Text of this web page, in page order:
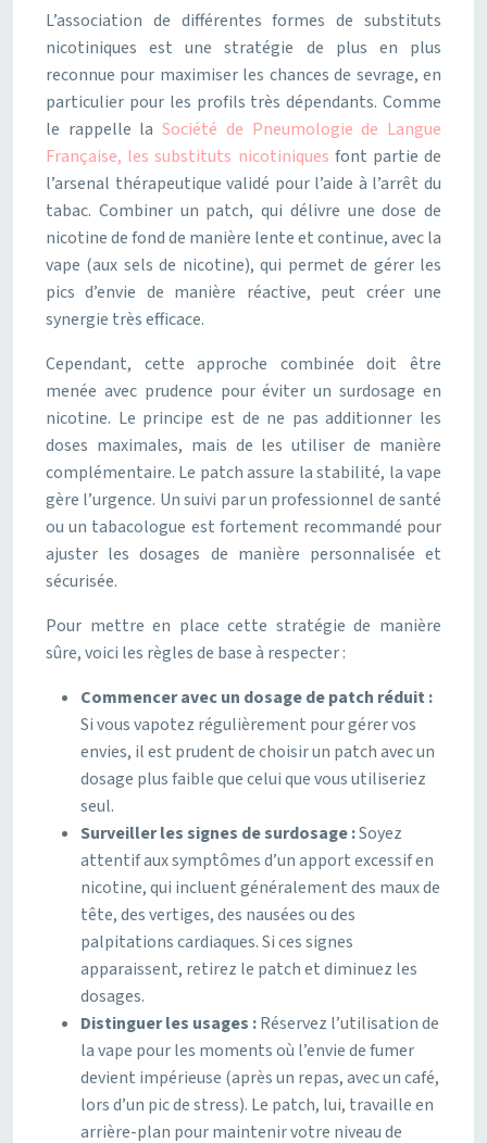
L’association de différentes formes de substituts
nicotiniques est une stratégie de plus en plus
reconnue pour maximiser les chances de sevrage, en
particulier pour les profils très dépendants. Comme
le rappelle laSociété de Pneumologie de Langue
Française, les substituts nicotiniques font partie de
l’arsenal thérapeutique validé pour l’aide à l’arrêt du
tabac. Combiner un patch, qui délivre une dose de
nicotine de fond de manière lente et continue, avec la
vape (aux sels de nicotine), qui permet de gérer les
pics d’envie de manière réactive, peut créer une
synergie très efficace.
Cependant, cette approche combinée doit être
menée avec prudence pour éviter un surdosage en
nicotine. Le principe est de ne pas additionner les
doses maximales, mais de les utiliser de manière
complémentaire. Le patch assure la stabilité, la vape
gère l’urgence. Un suivi par un professionnel de santé
ou un tabacologue est fortement recommandé pour
ajuster les dosages de manière personnalisée et
sécurisée.
Pour mettre en place cette stratégie de manière
sûre, voici les règles de base à respecter :
Commencer avec un dosage de patch réduit :
Si vous vapotez régulièrement pour gérer vos
envies, il est prudent de choisir un patch avec un
dosage plus faible que celui que vous utiliseriez
seul.
Surveiller les signes de surdosage :Soyez
attentif aux symptômes d’un apport excessif en
nicotine, qui incluent généralement des maux de
tête, des vertiges, des nausées ou des
palpitations cardiaques. Si ces signes
apparaissent, retirez le patch et diminuez les
dosages.
Distinguer les usages :Réservez l’utilisation de
la vape pour les moments où l’envie de fumer
devient impérieuse (après un repas, avec un café,
lors d’un pic de stress). Le patch, lui, travaille en
arrière-plan pour maintenir votre niveau de